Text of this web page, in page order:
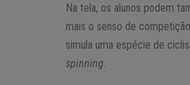
Na tela, os alunos podem
mais o senso de
simula uma espécie de
spinning